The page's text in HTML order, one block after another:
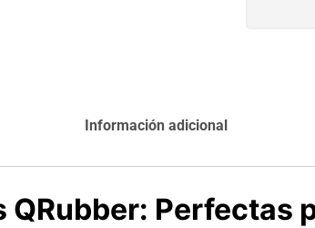
Información adicional
Perfectas